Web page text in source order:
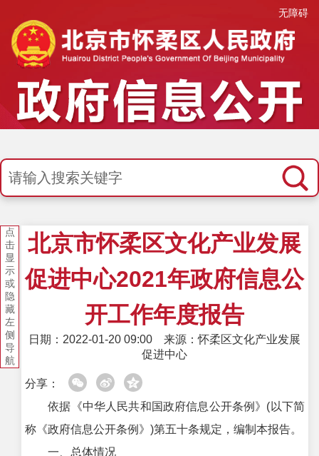
无障碍
点
击
显
示
或
隐
藏
左
侧
导
航
北京市怀柔区文化产业发展
促进中心2021年政府信息公
开工作年度报告
日期：2022-01-20 09:00
来源：怀柔区文化产业发展
促进中心
分享：
依据《中华人民共和国政府信息公开条例》(以下简
称《政府信息公开条例》)第五十条规定，编制本报告。
一、总体情况